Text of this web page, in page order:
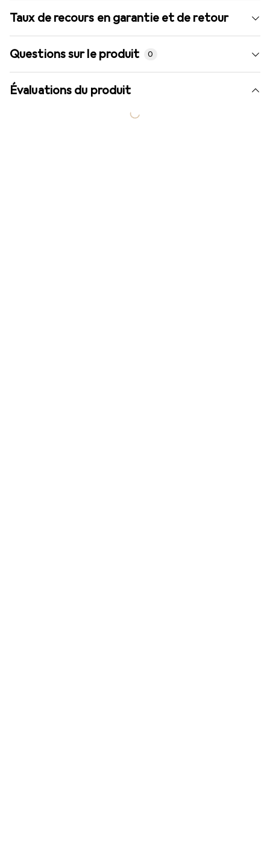
Taux de recours en garantie et de retour
Questions sur le produit 0
Évaluations du produit